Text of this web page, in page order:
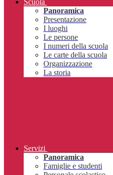
Scuola
Panoramica
Presentazione
I luoghi
Le persone
I numeri della scuola
Le carte della scuola
Organizzazione
La storia
Servizi
Panoramica
Famiglie e studenti